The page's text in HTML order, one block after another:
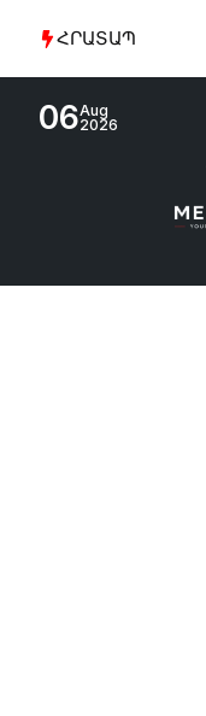
ՀՐԱՏԱՊ
06Aug
2026